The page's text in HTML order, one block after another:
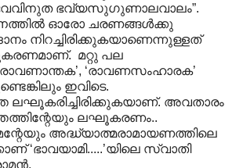
ഭവ്യസുഗുണാലവാലം”.
ഓരോ ചരണങ്ങൾക്കു
നിറച്ചിരിക്കുകയാണെന്നുള്ളത്
മറ്റു പല
‘രാവണസംഹാരക’
ഇവിടെ.
ലഘൂകരിച്ചിരിക്കുകയാണ്. അവതാരം
ലഘൂകരണം..
അദ്ധ്യാത്മരാമായണത്തിലെ
‘ഭാവയാമി.....’യിലെ സ്വാതി